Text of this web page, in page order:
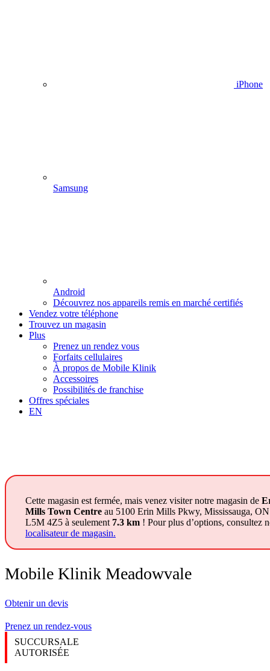
iPhone
Samsung
Android
Découvrez nos appareils remis en marché certifiés
Vendez votre téléphone
Trouvez un magasin
Plus
Prenez un rendez vous
Forfaits cellulaires
À propos de Mobile Klinik
Accessoires
Possibilités de franchise
Offres spéciales
EN
Cette magasin est fermée, mais venez visiter notre magasin de
Mills Town Centre au 5100 Erin Mills Pkwy, Mississauga, ON
L5M 4Z5 à seulement 7.3 km ! Pour plus d’options, consultez
localisateur de magasin.
Mobile Klinik Meadowvale
Obtenir un devis
Prenez un rendez-vous
SUCCURSALE
AUTORISÉE